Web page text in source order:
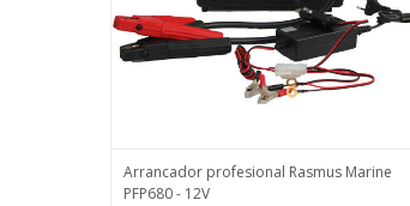
AÑADIR
Arrancador profesional Rasmus Marine
PFP680 - 12V